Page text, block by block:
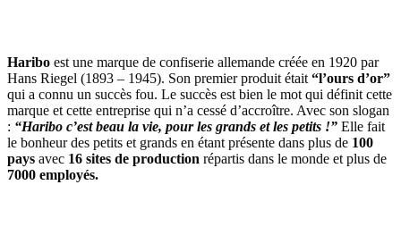
Haribo est une marque de confiserie allemande créée en 1920 par
Hans Riegel (1893 – 1945). Son premier produit était “l’ours d’or”
qui a connu un succès fou. Le succès est bien le mot qui définit cette
marque et cette entreprise qui n’a cessé d’accroître. Avec son slogan
: “Haribo c’est beau la vie, pour les grands et les petits !” Elle fait
le bonheur des petits et grands en étant présente dans plus de 100
pays avec 16 sites de production répartis dans le monde et plus de
7000 employés.